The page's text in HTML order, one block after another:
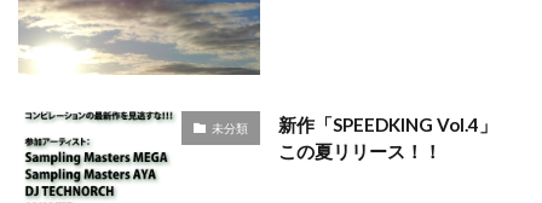
未分類
新作「SPEEDKING Vol.4」
この夏リリース！！